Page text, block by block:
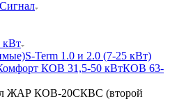
кВт
S-Term 1.0 и 2.0 (7-25 кВт)
КОВ 31,5-50 кВтКОВ 63-
ЖАР КОВ-20СКВС (второй